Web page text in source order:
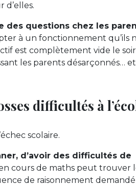
d’elles.
des questions chez les
à un fonctionnement qu’ils
est complètement vide le
les parents désarçonnés… et
difficultés à
scolaire.
d’avoir des difficultés de
cours de maths peut trouver
de raisonnement